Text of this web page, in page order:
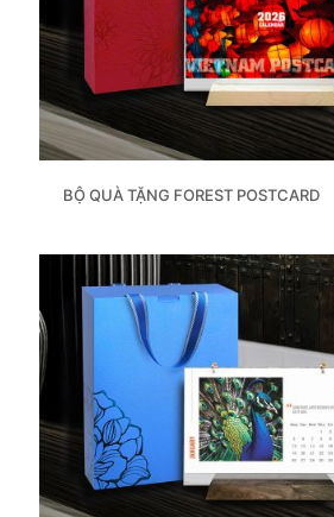
BỘ QUÀ TẶNG FOREST POSTCARD